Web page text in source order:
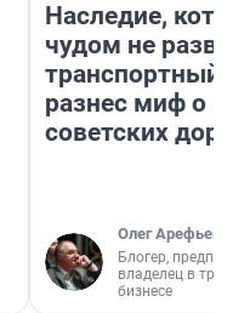
Наследие,
чудом не
транспортный
разнес миф о
советских
Олег Арефьев
Блогер,
владелец в
бизнесе